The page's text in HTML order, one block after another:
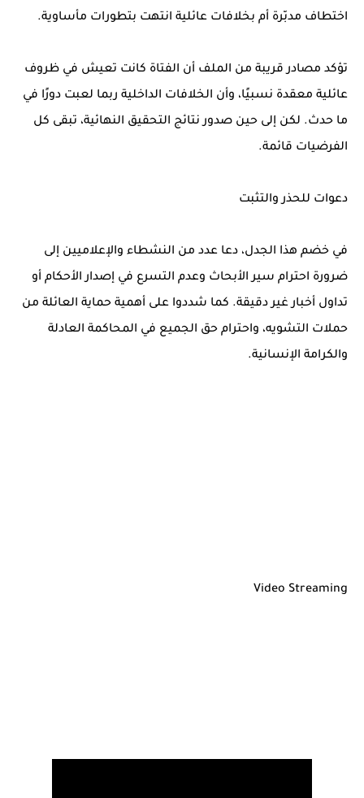
اختطاف مدبّرة أم بخلافات عائلية انتهت بتطورات مأساوية.
تؤكد مصادر قريبة من الملف أن الفتاة كانت تعيش في ظروف
عائلية معقدة نسبيًا، وأن الخلافات الداخلية ربما لعبت دورًا في
ما حدث. لكن إلى حين صدور نتائج التحقيق النهائية، تبقى كل
الفرضيات قائمة.
دعوات للحذر والتثبت
في خضم هذا الجدل، دعا عدد من النشطاء والإعلاميين إلى
ضرورة احترام سير الأبحاث وعدم التسرع في إصدار الأحكام أو
تداول أخبار غير دقيقة. كما شددوا على أهمية حماية العائلة من
حملات التشويه، واحترام حق الجميع في المحاكمة العادلة
والكرامة الإنسانية.
Video Streaming